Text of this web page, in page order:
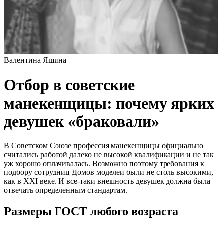
Валентина Яшина
Отбор в советские
манекенщицы: почему ярких
девушек «браковали»
В Советском Союзе профессия манекенщицы официально
считались работой далеко не высокой квалификации и не так
уж хорошо оплачивалась. Возможно поэтому требования к
подбору сотрудниц Домов моделей были не столь высокими,
как в XXI веке. И все-таки внешность девушек должна была
отвечать определенным стандартам.
Размеры ГОСТ любого возраста